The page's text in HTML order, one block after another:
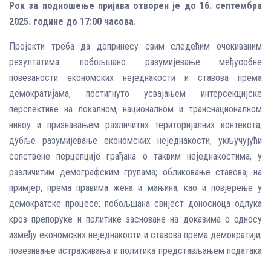
Рок за подношење пријава отворен је до 16. септембра
2025. године до 17:00 часова.
Пројекти треба да допринесу свим следећим очекиваним
резултатима: побољшано разумијевање међусобне
повезаности економских неједнакости и ставова према
демократијама, постигнуто усвајањем интерсекцијске
перспективе на локалном, националном и транснационалном
нивоу и признавањем различитих територијалних контекста;
дубље разумијевање економских неједнакости, укључујући
сопствене перцепције грађана о таквим неједнакостима, у
различитим демографским групама; обликовање ставова, на
примјер, према правима жена и мањина, као и повјерење у
демократске процесе; побољшана свијест доносиоца одлука
кроз препоруке и политике засноване на доказима о односу
између економских неједнакости и ставова према демократији,
повезивање истраживања и политика представљањем података